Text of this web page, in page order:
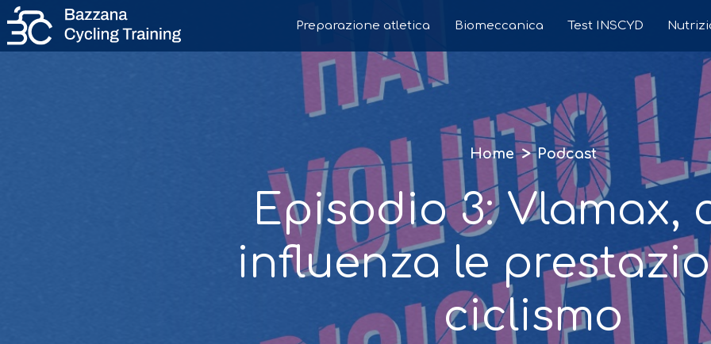
Preparazione atletica Biomeccanica Test INSCYD
Home > Podcast
Episodio 3: Vlamax,
influenza le
ciclismo